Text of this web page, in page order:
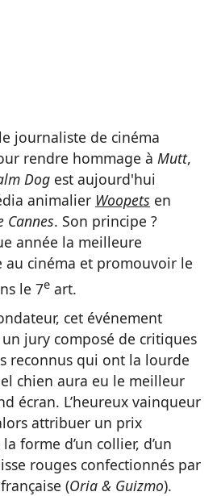
journaliste de cinéma
rendre hommage à Mutt,
Dog est aujourd'hui
animalier Woopets en
Cannes. Son principe ?
année la meilleure
au cinéma et promouvoir le
le 7e art.
cet événement
jury composé de critiques
reconnus qui ont la lourde
chien aura eu le meilleur
écran. L’heureux vainqueur
attribuer un prix
forme d’un collier, d’un
rouges confectionnés par
(Oria & Guizmo).